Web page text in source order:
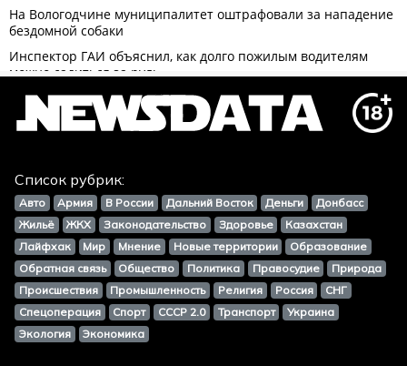
Список рубрик:
Авто Армия В России Дальний Восток Деньги
Донбасс
Жильё
ЖКХ Законодательство Здоровье
Казахстан
Лайфхак
Мир Мнение Новые территории
Образование
Обратная связь
Общество Политика Правосудие
Природа
Происшествия
Промышленность Религия Россия
СНГ
Спецоперация
Спорт СССР 2.0 Транспорт
Украина
Экология
Экономика